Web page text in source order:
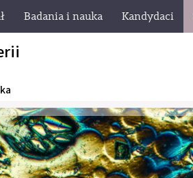
Badania i nauka Kandydaci